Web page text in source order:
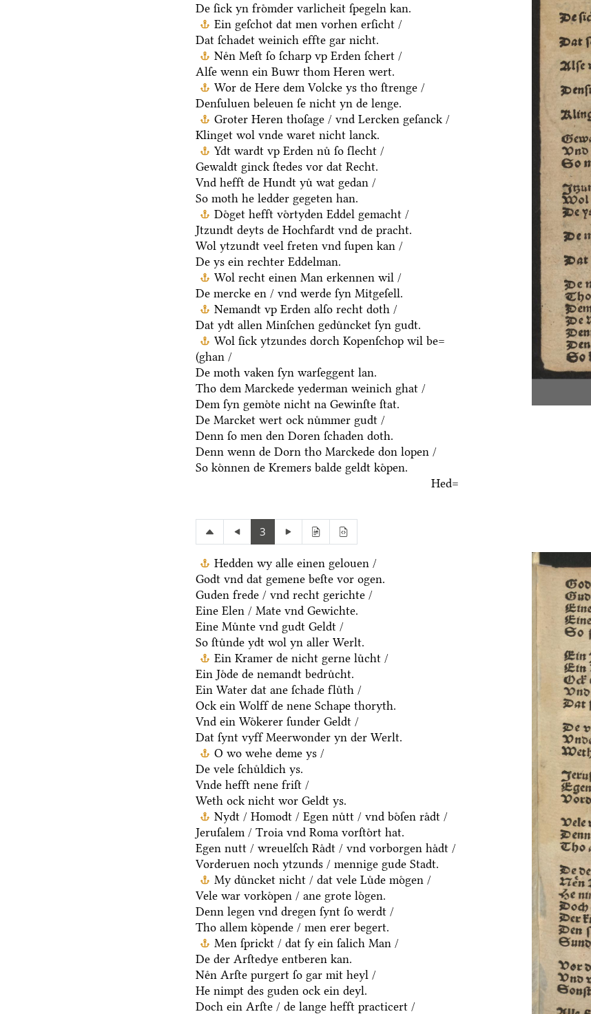
De ſick yn froͤmder varlicheit ſpegeln kan.
Ein geſchot dat men vorhen erſicht /
Dat ſchadet weinich effte gar nicht.
Neͤn Meſt ſo ſcharp vp Erden ſchert /
Alſe wenn ein Buwr thom Heren wert.
Wor de Here dem Volcke ys tho ſtrenge /
Denſuluen beleuen ſe nicht yn de lenge.
Groter Heren thoſage / vnd Lercken geſanck /
Klinget wol vnde waret nicht lanck.
Ydt wardt vp Erden nuͤ ſo ſlecht /
Gewaldt ginck ſtedes vor dat Recht.
Vnd hefft de Hundt yuͤ wat gedan /
So moth he ledder gegeten han.
Doͤget hefft voͤrtyden Eddel gemacht /
Jtzundt deyts de Hochfardt vnd de pracht.
Wol ytzundt veel freten vnd ſupen kan /
De ys ein rechter Eddelman.
Wol recht einen Man erkennen wil /
De mercke en / vnd werde ſyn Mitgeſell.
Nemandt vp Erden alſo recht doth /
Dat ydt allen Minſchen geduͤncket ſyn gudt.
Wol ſick ytzundes dorch Kopenſchop wil be=
(ghan /
De moth vaken ſyn warſeggent lan.
Tho dem Marckede yederman weinich ghat /
Dem ſyn gemoͤte nicht na Gewinſte ſtat.
De Marcket wert ock nuͤmmer gudt /
Denn ſo men den Doren ſchaden doth.
Denn wenn de Dorn tho Marckede don lopen /
So koͤnnen de Kremers balde geldt koͤpen.
Hed=
3
Hedden wy alle einen gelouen /
Godt vnd dat gemene beſte vor ogen.
Guden frede / vnd recht gerichte /
Eine Elen / Mate vnd Gewichte.
Eine Muͤnte vnd gudt Geldt /
So ſtuͤnde ydt wol yn aller Werlt.
Ein Kramer de nicht gerne luͤcht /
Ein Joͤde de nemandt bedruͤcht.
Ein Water dat ane ſchade fluͤth /
Ock ein Wolff de nene Schape thoryth.
Vnd ein Woͤkerer ſunder Geldt /
Dat ſynt vyff Meerwonder yn der Werlt.
O wo wehe deme ys /
De vele ſchuͤldich ys.
Vnde hefft nene friſt /
Weth ock nicht wor Geldt ys.
Nydt / Homodt / Egen nuͤtt / vnd boͤſen raͤdt /
Jeruſalem / Troia vnd Roma vorſtoͤrt hat.
Egen nutt / wreuelſch Raͤdt / vnd vorborgen haͤdt /
Vorderuen noch ytzunds / mennige gude Stadt.
My duͤncket nicht / dat vele Luͤde moͤgen /
Vele war vorkoͤpen / ane grote loͤgen.
Denn legen vnd dregen ſynt ſo werdt /
Tho allem koͤpende / men erer begert.
Men ſprickt / dat ſy ein ſalich Man /
De der Arſtedye entberen kan.
Neͤn Arſte purgert ſo gar mit heyl /
He nimpt des guden ock ein deyl.
Doch ein Arſte / de lange hefft practicert /